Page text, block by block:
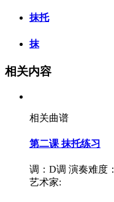
抹托
抹
相关内容
相关曲谱
第二课 抹托练习
调：D调 演奏难度：
艺术家: